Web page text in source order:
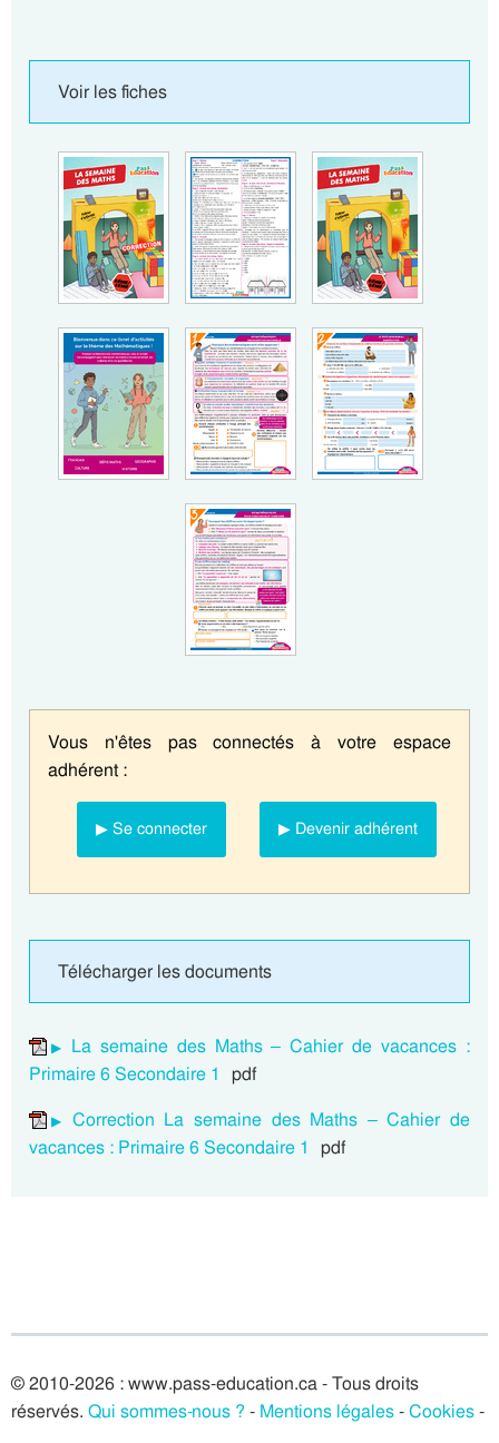
Voir les fiches
Vous n'êtes pas connectés à votre espace
adhérent :
▶ Se connecter ▶ Devenir adhérent
Télécharger les documents
La semaine des Maths – Cahier de vacances :
Primaire 6 Secondaire 1
pdf
Correction La semaine des Maths – Cahier de
vacances : Primaire 6 Secondaire 1
pdf
© 2010-2026 : www.pass-education.ca - Tous droits
réservés. Qui sommes-nous ? - Mentions légales-Cookies-